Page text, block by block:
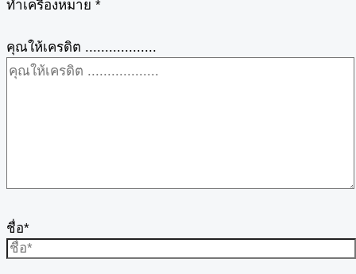
ทำเครื่องหมาย *
คุณให้เครดิต ..................
ชื่อ*